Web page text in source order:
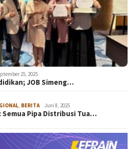
25, 2025
JOB Simeng…
BERITA Juni 8, 2025
Semua Pipa Distribusi Tua…